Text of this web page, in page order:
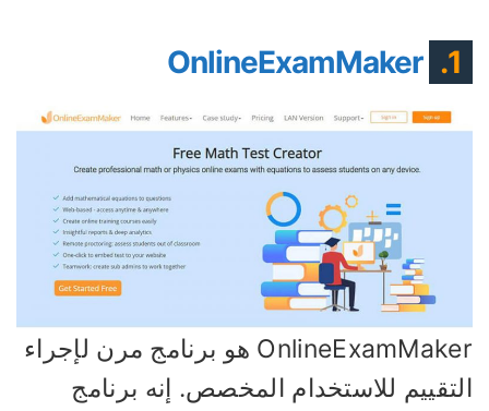
OnlineExamMaker
OnlineExamMaker هو برنامج مرن لإجراء
للاستخدام المخصص. إنه برنامج